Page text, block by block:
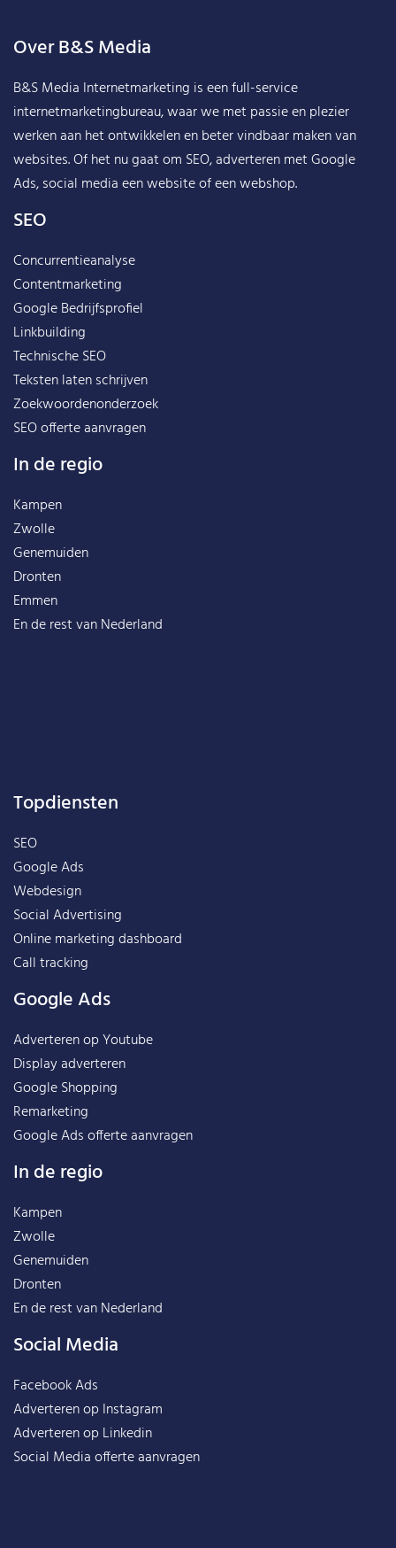
Over B&S Media
B&S Media Internetmarketing is een full-service
internetmarketingbureau, waar we met passie en plezier
werken aan het ontwikkelen en beter vindbaar maken van
websites. Of het nu gaat om SEO, adverteren met Google
Ads, social media een website of een webshop.
SEO
Concurrentieanalyse
Contentmarketing
Google Bedrijfsprofiel
Linkbuilding
Technische SEO
Teksten laten schrijven
Zoekwoordenonderzoek
SEO offerte aanvragen
In de regio
Kampen
Zwolle
Genemuiden
Dronten
Emmen
En de rest vanNederland
Topdiensten
SEO
Google Ads
Webdesign
Social Advertising
Online marketing dashboard
Call tracking
Google Ads
Adverteren op Youtube
Display adverteren
Google Shopping
Remarketing
Google Ads offerte aanvragen
In de regio
Kampen
Zwolle
Genemuiden
Dronten
En de rest vanNederland
Social Media
Facebook Ads
Adverteren op Instagram
Adverteren op Linkedin
Social Media offerte aanvragen